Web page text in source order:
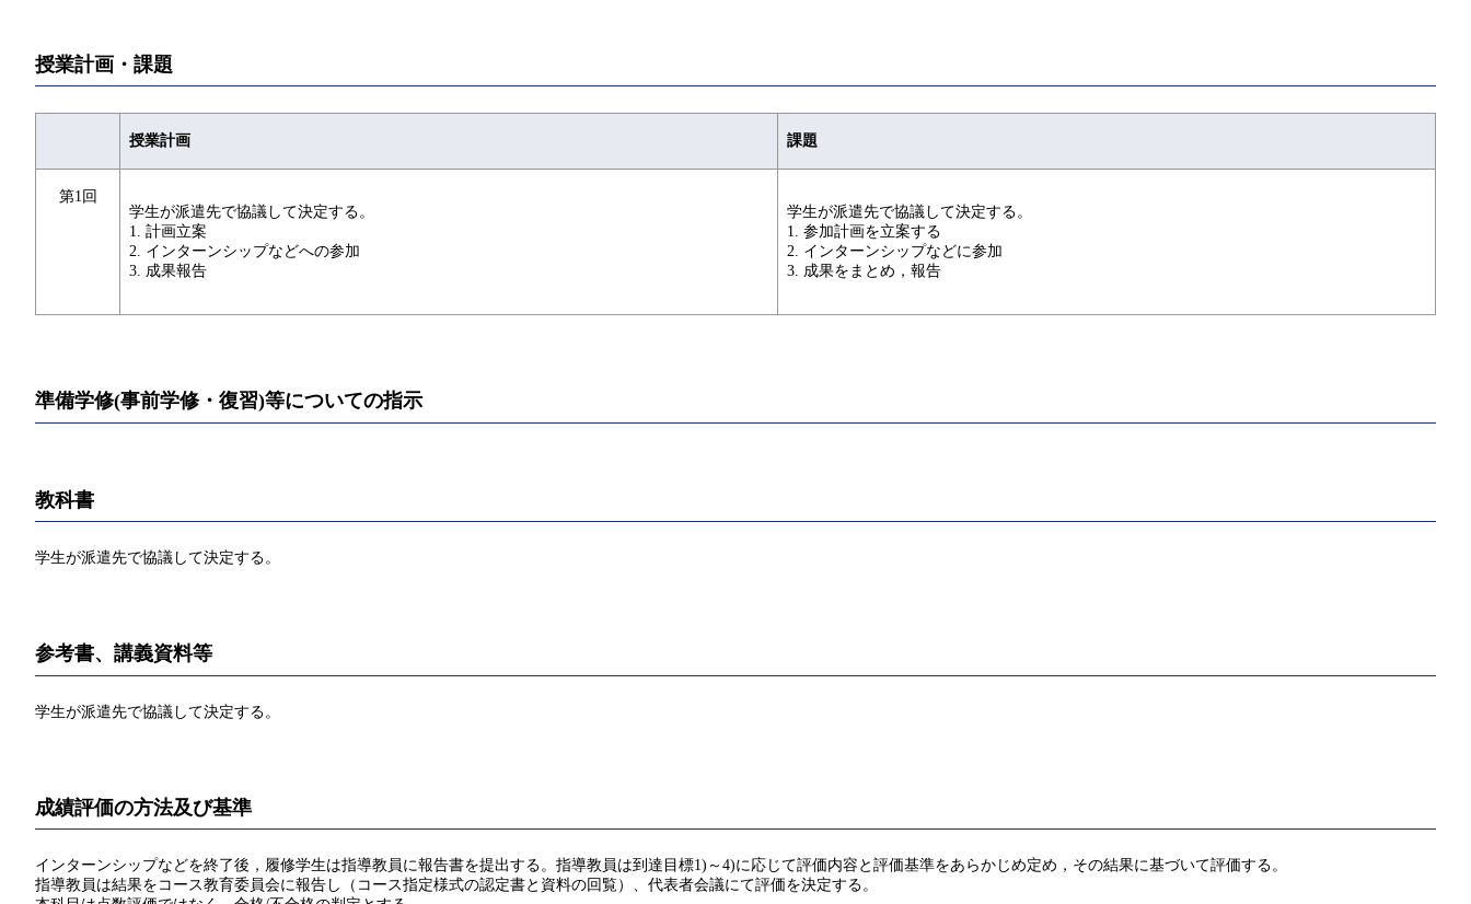
授業計画・課題
授業計画 課題
第1回
学生が派遣先で協議して決定する。
1. 計画立案
2. インターンシップなどへの参加
3. 成果報告
学生が派遣先で協議して決定する。
1. 参加計画を立案する
2. インターンシップなどに参加
3. 成果をまとめ，報告
準備学修(事前学修・復習)等についての指示
教科書
学生が派遣先で協議して決定する。
参考書、講義資料等
学生が派遣先で協議して決定する。
成績評価の方法及び基準
インターンシップなどを終了後，履修学生は指導教員に報告書を提出する。指導教員は到達目標1)～4)に応じて評価内容と評価基準をあらかじめ定め，その結果に基づいて評価する。
指導教員は結果をコース教育委員会に報告し（コース指定様式の認定書と資料の回覧）、代表者会議にて評価を決定する。